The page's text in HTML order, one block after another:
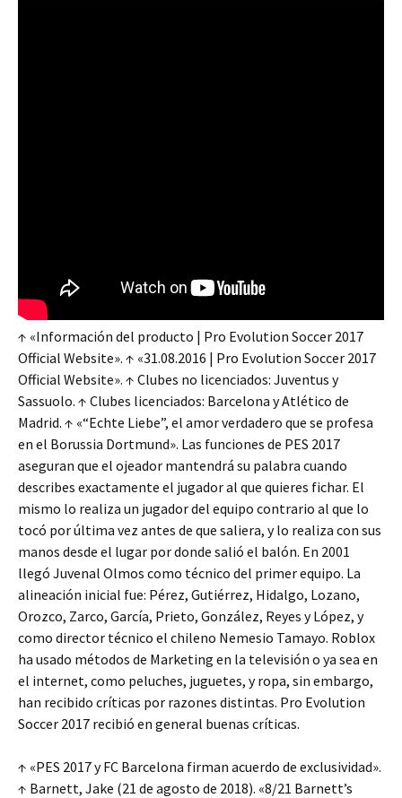
↑ «Información del producto | Pro Evolution Soccer 2017
Official Website». ↑ «31.08.2016 | Pro Evolution Soccer 2017
Official Website». ↑ Clubes no licenciados: Juventus y
Sassuolo. ↑ Clubes licenciados: Barcelona y Atlético de
Madrid. ↑ «“Echte Liebe”, el amor verdadero que se profesa
en el Borussia Dortmund». Las funciones de PES 2017
aseguran que el ojeador mantendrá su palabra cuando
describes exactamente el jugador al que quieres fichar. El
mismo lo realiza un jugador del equipo contrario al que lo
tocó por última vez antes de que saliera, y lo realiza con sus
manos desde el lugar por donde salió el balón. En 2001
llegó Juvenal Olmos como técnico del primer equipo. La
alineación inicial fue: Pérez, Gutiérrez, Hidalgo, Lozano,
Orozco, Zarco, García, Prieto, González, Reyes y López, y
como director técnico el chileno Nemesio Tamayo. Roblox
ha usado métodos de Marketing en la televisión o ya sea en
el internet, como peluches, juguetes, y ropa, sin embargo,
han recibido críticas por razones distintas. Pro Evolution
Soccer 2017 recibió en general buenas críticas.
↑ «PES 2017 y FC Barcelona firman acuerdo de exclusividad».
↑ Barnett, Jake (21 de agosto de 2018). «8/21 Barnett’s